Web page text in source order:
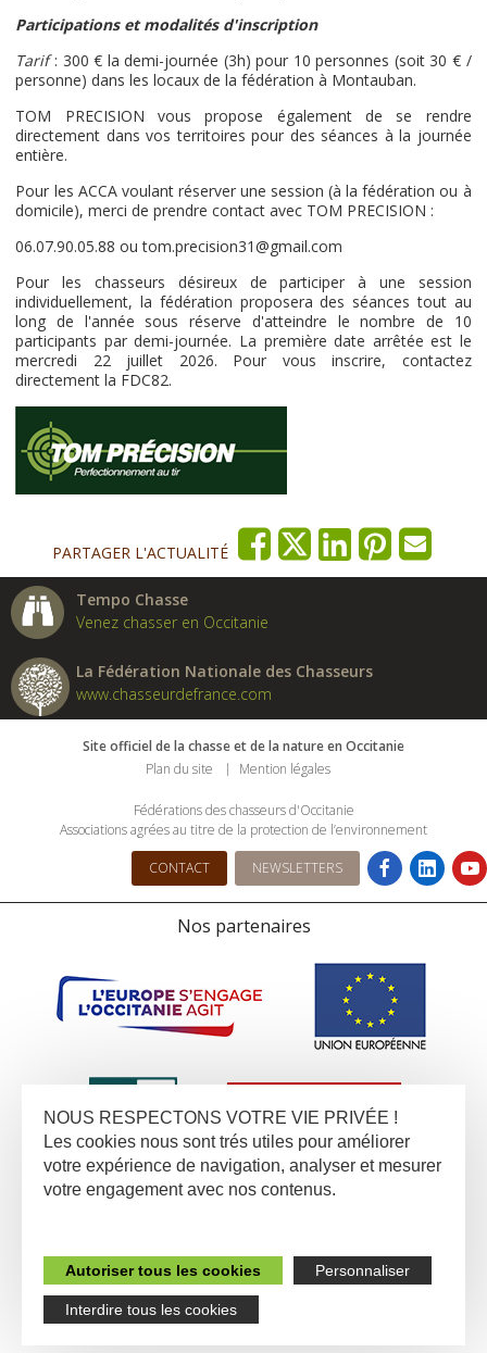
Participations et modalités d'inscription
Tarif: 300 € la demi-journée (3h) pour 10 personnes (soit 30 € /
personne) dans les locaux de la fédération à Montauban.
TOM PRECISION vous propose également de se rendre
directement dans vos territoires pour des séances à la journée
entière.
Pour les ACCA voulant réserver une session (à la fédération ou à
domicile), merci de prendre contact avec TOM PRECISION :
06.07.90.05.88 ou tom.precision31@gmail.com
Pour les chasseurs désireux de participer à une session
individuellement, la fédération proposera des séances tout au
long de l'année sous réserve d'atteindre le nombre de 10
participants par demi-journée. La première date arrêtée est le
mercredi 22 juillet 2026. Pour vous inscrire, contactez
directement la FDC82.
PARTAGER L'ACTUALITÉ
Tempo Chasse
Venez chasser en Occitanie
La Fédération Nationale des Chasseurs
www.chasseurdefrance.com
Site officiel de la chasse et de la nature en Occitanie
Plan du site
Mention légales
Fédérations des chasseurs d'Occitanie
Associations agrées au titre de la protection de l’environnement
CONTACT NEWSLETTERS
Nos partenaires
NOUS RESPECTONS VOTRE VIE PRIVÉE !
Les cookies nous sont trés utiles pour améliorer
votre expérience de navigation, analyser et mesurer
votre engagement avec nos contenus.
Autoriser tous les cookies Personnaliser
Interdire tous les cookies